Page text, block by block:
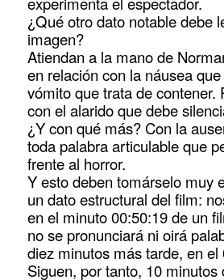
¿Qué otro dato notable debe
imagen?
Atiendan a la mano de
en relación con la náusea
vómito que trata de contener.
con el alarido que debe
¿Y con qué más? Con la
toda palabra articulable que
frente al horror.
Y esto deben tomárselo muy
un dato estructural del film:
en el minuto 00:50:19 de un
no se pronunciará ni oirá
diez minutos más tarde, en el
Siguen, por tanto, 10